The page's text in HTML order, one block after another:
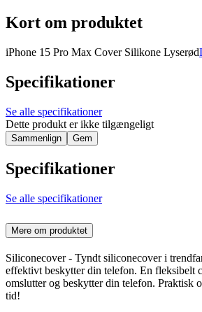
Kort om produktet
iPhone 15 Pro Max Cover Silikone Lyserød
Specifikationer
Se alle specifikationer
Dette produkt er ikke tilgængeligt
Sammenlign Gem
Specifikationer
Se alle specifikationer
Mere om produktet
Siliconecover - Tyndt siliconecover i
effektivt beskytter din telefon. En fleksibelt
omslutter og beskytter din telefon. Praktisk
tid!